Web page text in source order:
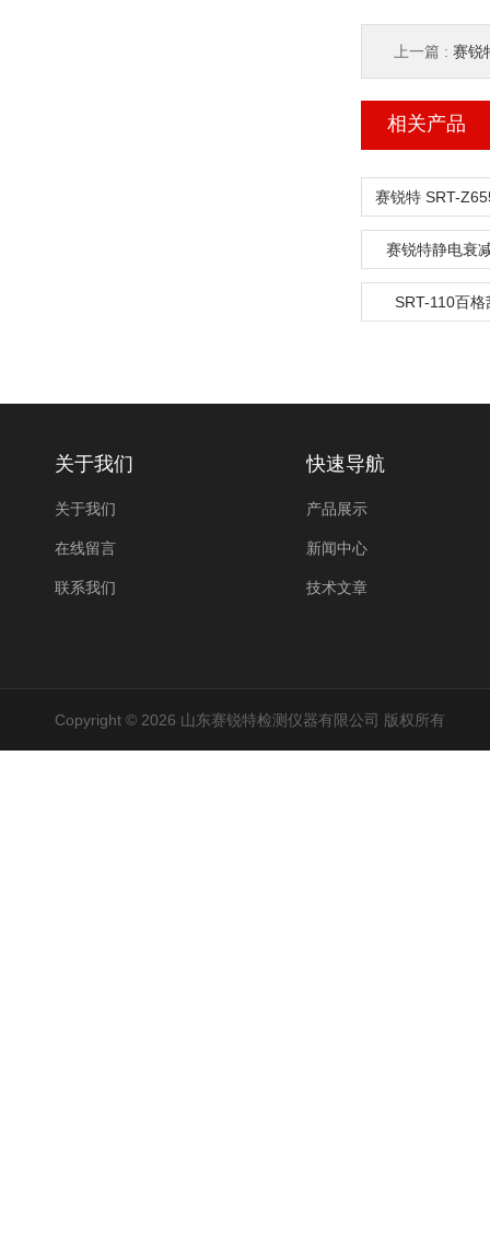
上一篇 : 赛锐
相关产品
赛锐特静电衰
SRT-110百
关于我们
关于我们
在线留言
联系我们
快速导航
产品展示
新闻中心
技术文章
Copyright © 2026 山东赛锐特检测仪器有限公司 版权所有